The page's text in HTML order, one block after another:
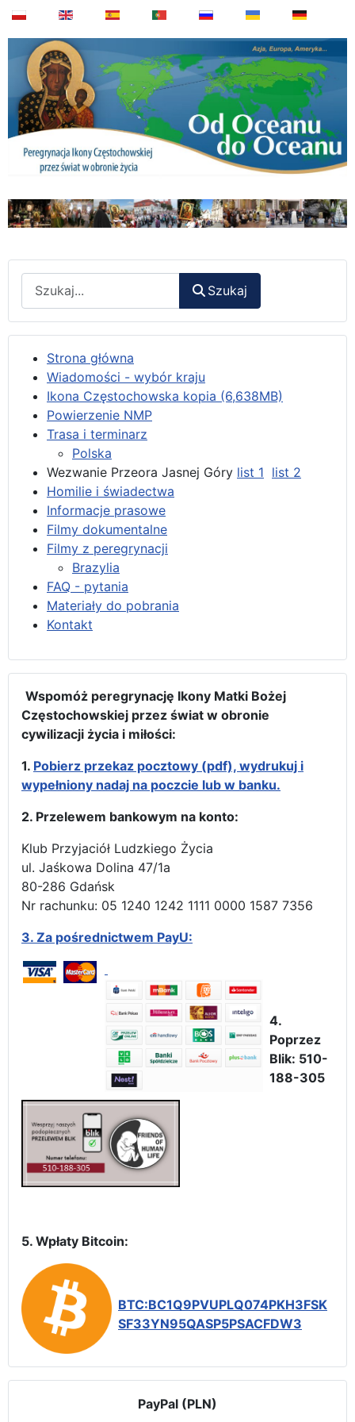
Szukaj
Strona główna
Wiadomości - wybór kraju
Ikona Częstochowska kopia (6,638MB)
Powierzenie NMP
Trasa i terminarz
Polska
Wezwanie Przeora Jasnej Góry list 1 list 2
Homilie i świadectwa
Informacje prasowe
Filmy dokumentalne
Filmy z peregrynacji
Brazylia
FAQ - pytania
Materiały do pobrania
Kontakt
Wspomóż peregrynację Ikony Matki Bożej
Częstochowskiej przez świat w obronie
cywilizacji życia i miłości:
1. Pobierz przekaz pocztowy (pdf), wydrukuj i
wypełniony nadaj na poczcie lub w banku.
2. Przelewem bankowym na konto:
Klub Przyjaciół Ludzkiego Życia
ul. Jaśkowa Dolina 47/1a
80-286 Gdańsk
Nr rachunku: 05 1240 1242 1111 0000 1587 7356
3. Za pośrednictwem PayU:
4.
Poprzez
Blik: 510-
188-305
5. Wpłaty Bitcoin:
BTC:BC1Q9PVUPLQ074PKH3FSK
SF33YN95QASP5PSACFDW3
PayPal (PLN)